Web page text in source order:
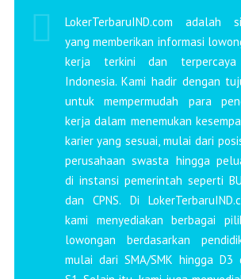
LokerTerbaruIND.com adalah
yang memberikan informasi
kerja terkini dan
Indonesia. Kami hadir dengan
untuk mempermudah para
kerja dalam menemukan
karier yang sesuai, mulai dari
perusahaan swasta hingga
di instansi pemerintah seperti
dan CPNS. Di
kami menyediakan berbagai
lowongan berdasarkan
mulai dari SMA/SMK hingga D3